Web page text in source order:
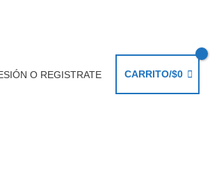
O REGISTRATE CARRITO/$0